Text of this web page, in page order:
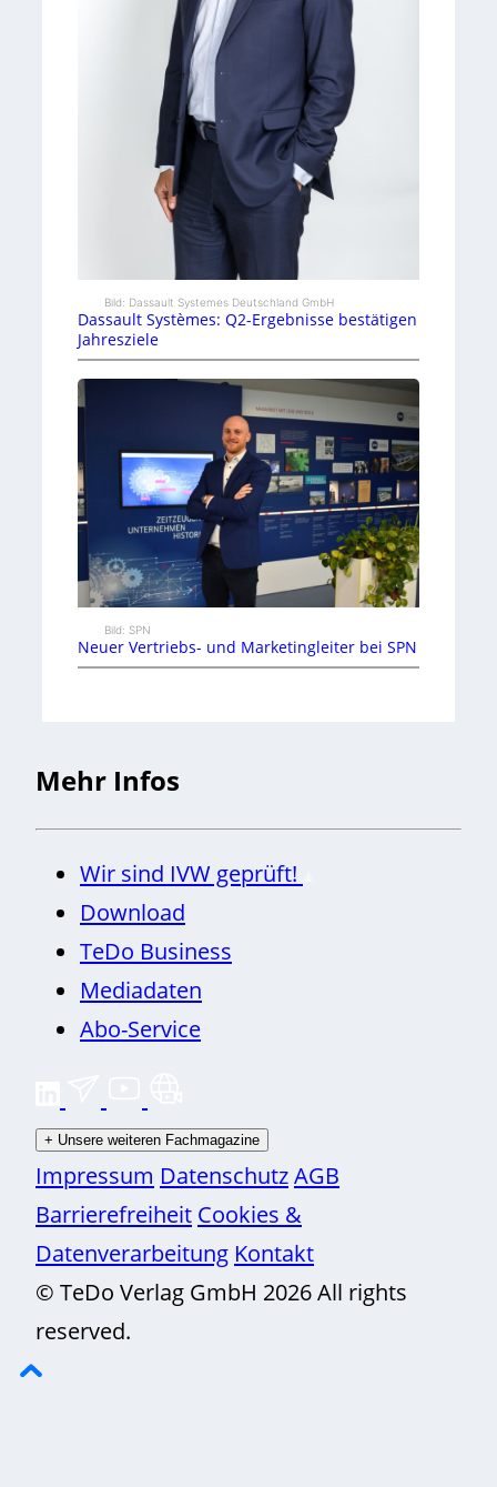
Bild: Dassault Systemes Deutschland GmbH
Dassault Systèmes: Q2-Ergebnisse bestätigen
Jahresziele
Bild: SPN
Neuer Vertriebs- und Marketingleiter bei SPN
Mehr Infos
Wir sind IVW geprüft!
Download
TeDo Business
Mediadaten
Abo-Service
+ Unsere weiteren Fachmagazine
Impressum DatenschutzAGB
Barrierefreiheit Cookies &
Datenverarbeitung Kontakt
© TeDo Verlag GmbH 2026 All rights
reserved.